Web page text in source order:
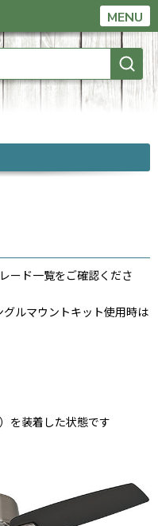
MENU
ード一覧をご確認くださ
グルマウントキット使用時は
を装着した状態です